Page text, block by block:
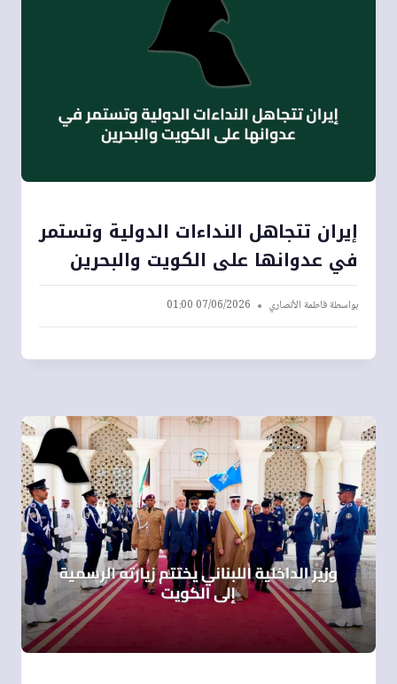
إيران تتجاهل النداءات الدولية وتستمر
في عدوانها على الكويت والبحرين
بواسطةفاطمة الأنصاري 07/06/2026 01:00